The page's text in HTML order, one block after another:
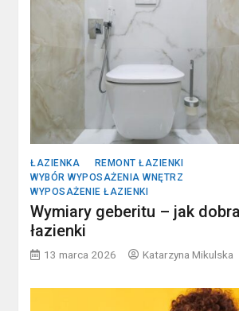
ŁAZIENKA
REMONT ŁAZIENKI
WYBÓR WYPOSAŻENIA WNĘTRZ
WYPOSAŻENIE ŁAZIENKI
Wymiary geberitu – jak
łazienki
13 marca 2026 Katarzyna Mikulska